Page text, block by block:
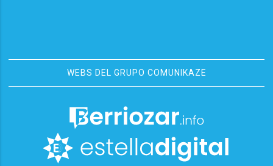
WEBS DEL GRUPO COMUNIKAZE